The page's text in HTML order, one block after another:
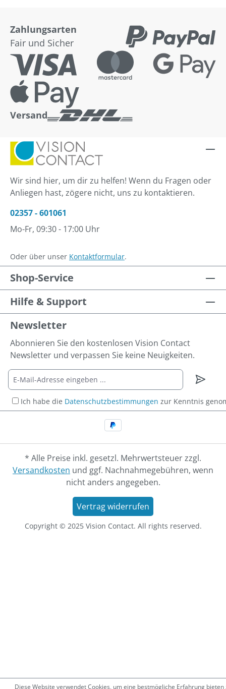
Zahlungsarten
Fair und Sicher
Versand
Wir sind hier, um dir zu helfen! Wenn du Fragen oder
Anliegen hast, zögere nicht, uns zu kontaktieren.
02357 - 601061
Mo-Fr, 09:30 - 17:00 Uhr
Oder über unser Kontaktformular.
Shop-Service
Hilfe & Support
Newsletter
Abonnieren Sie den kostenlosen Vision Contact
Newsletter und verpassen Sie keine Neuigkeiten.
Ich habe die Datenschutzbestimmungen zur Kenntnis
* Alle Preise inkl. gesetzl. Mehrwertsteuer zzgl.
Versandkosten und ggf. Nachnahmegebühren, wenn
nicht anders angegeben.
Vertrag widerrufen
Copyright © 2025 Vision Contact. All rights reserved.
Diese Website verwendet Cookies, um eine bestmögliche Erfahrung bieten